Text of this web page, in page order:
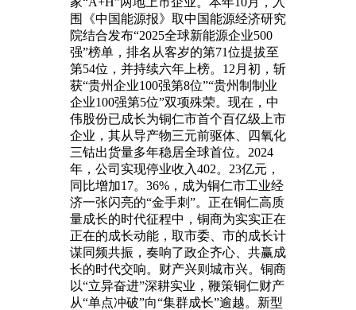
围《中国能源报》取中国能源经济研究
院结合发布“2025全球新能源企业500
强”榜单，排名从客岁的第71位提拔至
第54位，并持续六年上榜。12月初，斩
获“贵州企业100强第8位”“贵州制制业
企业100强第5位”双项殊荣。现在，中
伟股份已成长为铜仁市首个百亿级上市
企业，其从导产物三元前驱体、四氧化
三钴出货量多年稳居全球首位。2024
年，公司实现停业收入402。23亿元，
同比增加17。36%，成为铜仁市工业经
济一张闪亮的“金手刺”。正在铜仁高质
量成长的时代征程中，铜商为实实正在
正在的成长动能，取市委、市的成长计
谋同频共振，奏响了政企齐心、共赢成
长的时代交响。财产兴则城市兴。铜商
以“立异奋进”深耕实业，鞭策铜仁财产
从“单点冲破”向“集群成长”逾越。新型